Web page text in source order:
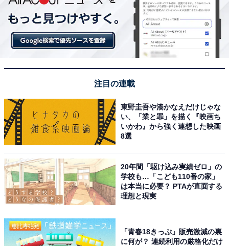
注目の連載
東野圭吾や湊かなえだけじゃな
い、「業と罪」を描く『映画ち
いかわ』から強く連想した映画
8選
20年間「駆け込み実績ゼロ」の
学校も…「こども110番の家」
は本当に必要？ PTAが直面する
理想と現実
「青春18きっぷ」販売激減の裏
に何が？ 連続利用の厳格化だけ